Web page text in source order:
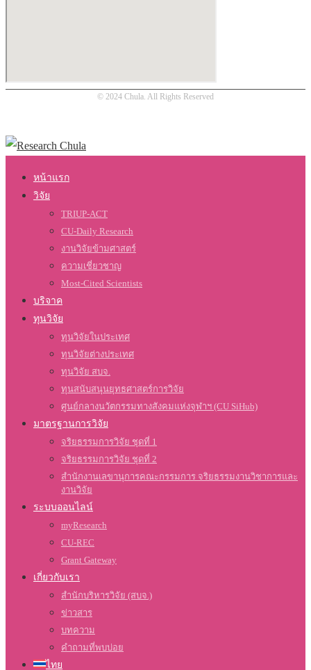
© 2024 Chula. All Rights Reserved
หน้าแรก
วิจัย
TRIUP-ACT
CU-Daily Research
งานวิจัยข้ามศาสตร์
ความเชี่ยวชาญ
Most-Cited Scientists
บริจาค
ทุนวิจัย
ทุนวิจัยในประเทศ
ทุนวิจัยต่างประเทศ
ทุนวิจัย สบจ.
ทุนสนับสนุนยุทธศาสตร์การวิจัย
ศูนย์กลางนวัตกรรมทางสังคมแห่งจุฬาฯ (CU SiHub)
มาตรฐานการวิจัย
จริยธรรมการวิจัย ชุดที่ 1
จริยธรรมการวิจัย ชุดที่ 2
สำนักงานเลขานุการคณะกรรมการ จริยธรรมงานวิชาการและ
งานวิจัย
ระบบออนไลน์
myResearch
CU-REC
Grant Gateway
เกี่ยวกับเรา
สำนักบริหารวิจัย (สบจ.)
ข่าวสาร
บทความ
คำถามที่พบบ่อย
ไทย